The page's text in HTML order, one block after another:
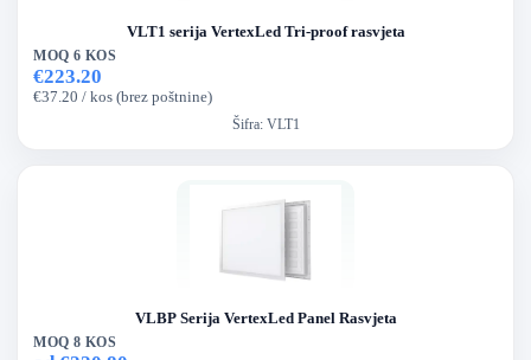
VLT1 serija VertexLed Tri-proof rasvjeta
MOQ 6 KOS
€223.20
€37.20 / kos (brez poštnine)
Šifra: VLT1
VLBP Serija VertexLed Panel Rasvjeta
MOQ 8 KOS